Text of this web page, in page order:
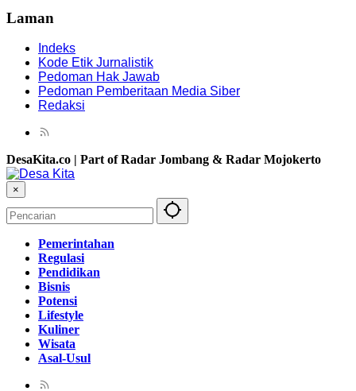
Laman
Indeks
Kode Etik Jurnalistik
Pedoman Hak Jawab
Pedoman Pemberitaan Media Siber
Redaksi
DesaKita.co | Part of Radar Jombang & Radar Mojokerto
×
Pemerintahan
Regulasi
Pendidikan
Bisnis
Potensi
Lifestyle
Kuliner
Wisata
Asal-Usul